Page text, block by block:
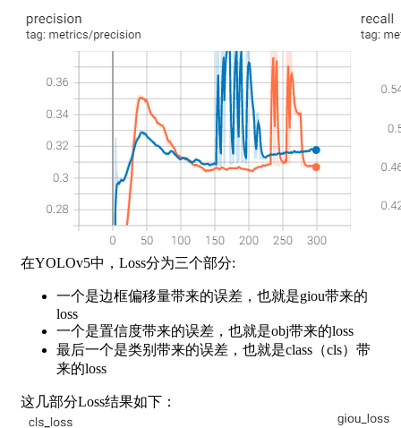
在YOLOv5中，Loss分为三个部分:
一个是边框偏移量带来的误差，也就是giou带来的
loss
一个是置信度带来的误差，也就是obj带来的loss
最后一个是类别带来的误差，也就是class（cls）带
来的loss
这几部分Loss结果如下：